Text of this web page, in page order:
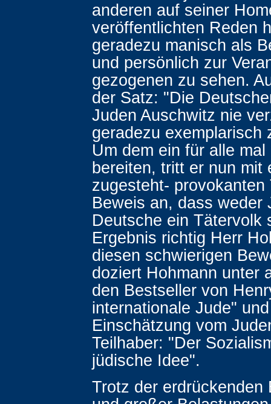
anderen auf seiner
veröffentlichten Reden
geradezu manisch als
und persönlich zur
gezogenen zu sehen.
der Satz: "Die
Juden Auschwitz nie
geradezu exemplarisch
Um dem ein für alle
bereiten, tritt er nun mit
zugesteht- provokanten
Beweis an, dass weder
Deutsche ein Tätervolk
Ergebnis richtig Herr
diesen schwierigen
doziert Hohmann unter
den Bestseller von
internationale Jude"
Einschätzung vom
Teilhaber: "Der
jüdische Idee".
Trotz der erdrückenden